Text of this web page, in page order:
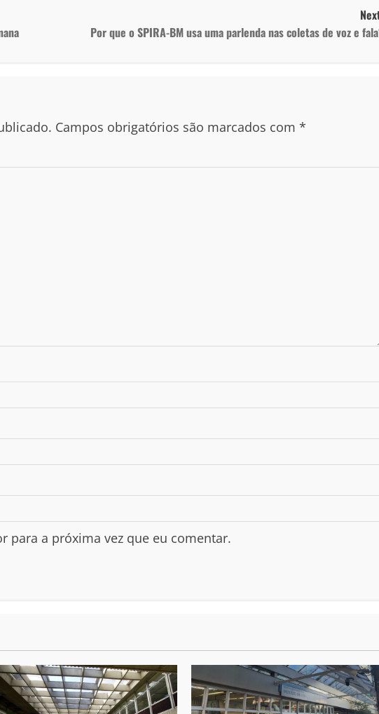
Por que o SPIRA-BM usa uma parlenda nas coletas de voz e
Campos obrigatórios são marcados com *
para a próxima vez que eu comentar.